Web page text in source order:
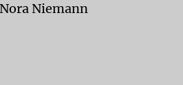
Niemann